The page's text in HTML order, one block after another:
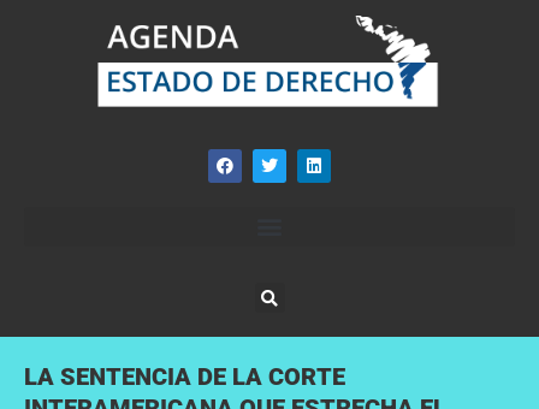
LA SENTENCIA DE LA CORTE